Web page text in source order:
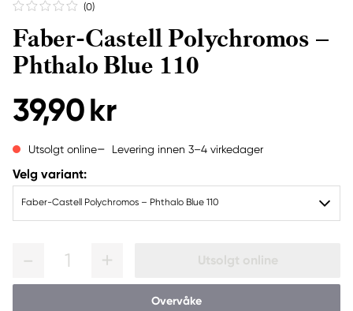
(0)
Faber-Castell Polychromos –
Phthalo Blue 110
39,90 kr
Utsolgt online Levering innen 3–4 virkedager
Velg variant:
Faber-Castell Polychromos – Phthalo Blue 110
1 Utsolgt online
Overvåke